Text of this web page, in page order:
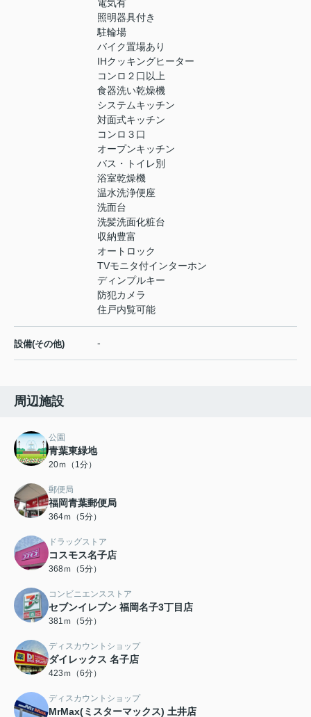
電気有
照明器具付き
駐輪場
バイク置場あり
IHクッキングヒーター
コンロ２口以上
食器洗い乾燥機
システムキッチン
対面式キッチン
コンロ３口
オープンキッチン
バス・トイレ別
浴室乾燥機
温水洗浄便座
洗面台
洗髪洗面化粧台
収納豊富
オートロック
TVモニタ付インターホン
ディンプルキー
防犯カメラ
住戸内覧可能
設備(その他) -
周辺施設
公園
青葉東緑地
20ｍ（1分）
郵便局
福岡青葉郵便局
364ｍ（5分）
ドラッグストア
コスモス名子店
368ｍ（5分）
コンビニエンスストア
セブンイレブン 福岡名子3丁目店
381ｍ（5分）
ディスカウントショップ
ダイレックス 名子店
423ｍ（6分）
ディスカウントショップ
MrMax(ミスターマックス) 土井店